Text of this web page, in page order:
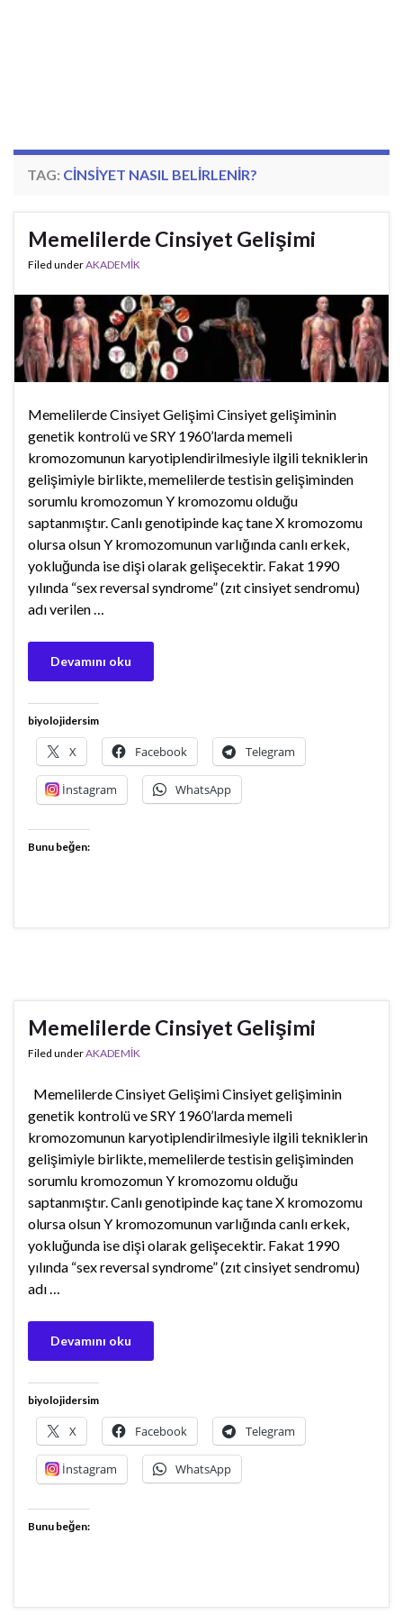
TAG: CINSIYET NASIL BELIRLENIR?
Memelilerde Cinsiyet Gelişimi
Filed underAKADEMİK
Memelilerde Cinsiyet Gelişimi Cinsiyet gelişiminin
genetik kontrolü ve SRY 1960’larda memeli
kromozomunun karyotiplendirilmesiyle ilgili tekniklerin
gelişimiyle birlikte, memelilerde testisin gelişiminden
sorumlu kromozomun Y kromozomu olduğu
saptanmıştır. Canlı genotipinde kaç tane X kromozomu
olursa olsun Y kromozomunun varlığında canlı erkek,
yokluğunda ise dişi olarak gelişecektir. Fakat 1990
yılında “sex reversal syndrome” (zıt cinsiyet sendromu)
adı verilen …
Devamını oku
biyolojidersim
X Facebook Telegram
İnstagram WhatsApp
Bunu beğen:
Memelilerde Cinsiyet Gelişimi
Filed underAKADEMİK
Memelilerde Cinsiyet Gelişimi Cinsiyet gelişiminin
genetik kontrolü ve SRY 1960’larda memeli
kromozomunun karyotiplendirilmesiyle ilgili tekniklerin
gelişimiyle birlikte, memelilerde testisin gelişiminden
sorumlu kromozomun Y kromozomu olduğu
saptanmıştır. Canlı genotipinde kaç tane X kromozomu
olursa olsun Y kromozomunun varlığında canlı erkek,
yokluğunda ise dişi olarak gelişecektir. Fakat 1990
yılında “sex reversal syndrome” (zıt cinsiyet sendromu)
adı …
Devamını oku
biyolojidersim
X Facebook Telegram
İnstagram WhatsApp
Bunu beğen: